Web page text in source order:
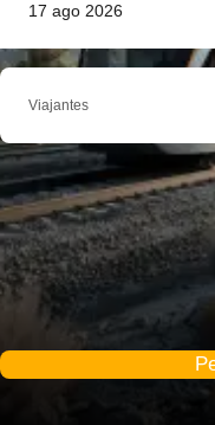
17 ago 2026
Viajantes